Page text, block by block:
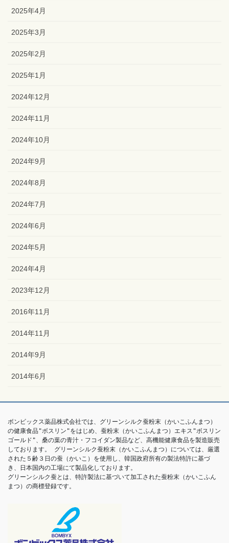
2025年4月
2025年3月
2025年2月
2025年1月
2024年12月
2024年11月
2024年10月
2024年9月
2024年8月
2024年7月
2024年6月
2024年5月
2024年4月
2023年12月
2016年11月
2014年11月
2014年9月
2014年6月
ボンビックス薬品株式会社では、グリーンシルク蚕粉末（かいこふんまつ）
の健康食品"ボスリン"をはじめ、蚕粉末（かいこふんまつ）エキス"ボスリン
ゴールド"、桑の葉の青汁・フコイダン製品など、高機能健康食品を製造販売
しております。 グリーンシルク蚕粉末（かいこふんまつ）については、厳選
された５齢３日の蚕（かいこ）を使用し、韓国政府所有の製法特許に基づ
き、日本国内の工場にて製品化しております。
グリーンシルク蚕とは、特許製法に基づいて加工された蚕粉末（かいこふん
まつ）の商標登録です。